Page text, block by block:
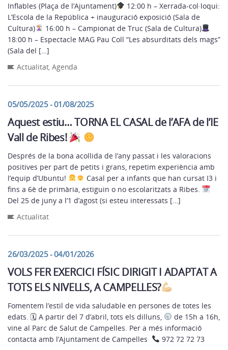
Inflables (Plaça de l’Ajuntament)
12:00 h – Xerrada-col·loqui:
L’Escola de la República + inauguració exposició (Sala de
Cultura)
16:00 h – Campionat de Truc (Sala de Cultura)
18:00 h – Espectacle MAG Pau Coll “Les absurditats dels mags”
(Sala del […]
Actualitat,Agenda
05/05/2025 - 01/08/2025
Aquest estiu… TORNA EL CASAL de l’AFA de l’IE
Vall de Ribes!
Després de la bona acollida de l’any passat i les valoracions
positives per part de petits i grans, repetim experiència amb
l’equip d’Ubuntu!
Casal per a infants que han cursat I3 i
fins a 6è de primària, estiguin o no escolaritzats a Ribes.
Del 25 de juny a l’1 d’agost (si esteu interessats […]
Actualitat
26/03/2025 - 04/01/2026
VOLS FER EXERCICI FÍSIC DIRIGIT I ADAPTAT A
TOTS ELS NIVELLS, A CAMPELLES?
Fomentem l’estil de vida saludable en persones de totes les
edats. 🗓 A partir del 7 d’abril, tots els dilluns,
de 15h a 16h,
vine al Parc de Salut de Campelles. Per a més informació
contacta amb l’Ajuntament de Campelles
972 72 72 73